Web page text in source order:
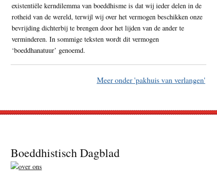
existentiële kerndilemma van boeddhisme is dat wij ieder delen in de
rotheid van de wereld, terwijl wij over het vermogen beschikken onze
bevrijding dichterbij te brengen door het lijden van de ander te
verminderen. In sommige teksten wordt dit vermogen
‘boeddhanatuur’ genoemd.
Meer onder 'pakhuis van verlangen'
Footer
Boeddhistisch Dagblad